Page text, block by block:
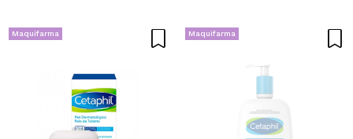
Maquifarma Maquifarma